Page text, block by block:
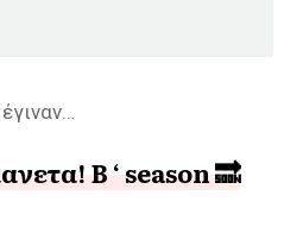
B ‘ season 🔜